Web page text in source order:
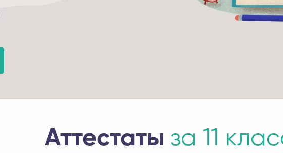
Аттестаты за 11